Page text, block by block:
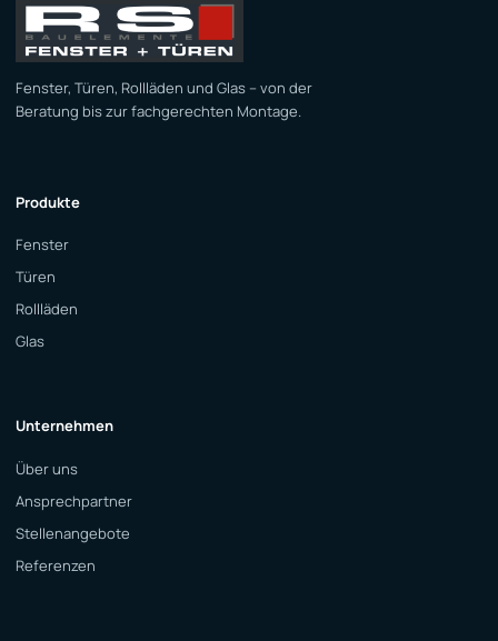
Fenster, Türen, Rollläden und Glas – von der
Beratung bis zur fachgerechten Montage.
Produkte
Fenster
Türen
Rollläden
Glas
Unternehmen
Über uns
Ansprechpartner
Stellenangebote
Referenzen